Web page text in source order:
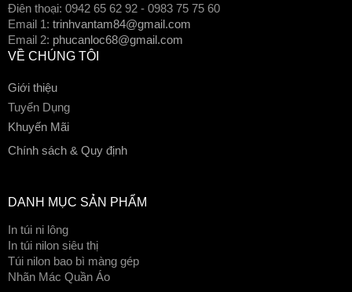
Điên thoại: 0942 65 62 92 - 0983 75 75 60
Email 1: trinhvantam84@gmail.com
Email 2: phucanloc68@gmail.com
VỀ CHÚNG TÔI
Giới thiệu
Tuyển Dụng
Khuyến Mãi
Chính sách & Quy định
DANH MỤC SẢN PHẨM
In túi ni lông
In túi nilon siêu thị
Túi nilon bao bì màng gép
Nhãn Mác Quần Áo